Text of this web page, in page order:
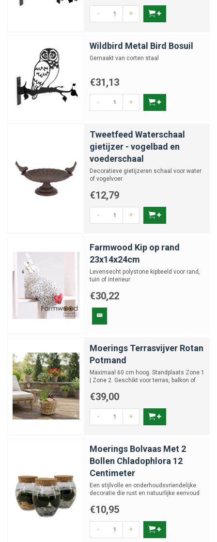
- +
Wildbird Metal Bird Bosuil
Gemaakt van corten staal
€31,13
- +
Tweetfeed Waterschaal
gietijzer - vogelbad en
voederschaal
Decoratieve gietijzeren schaal voor water
of vogelvoer
€12,79
- +
Farmwood Kip op rand
23x14x24cm
Levensecht polystone kipbeeld voor rand,
tuin of interieur
€30,22
Moerings Terrasvijver Rotan
Potmand
Maximaal 60 cm hoog. Standplaats Zone 1
| Zone 2. Geschikt voor terras, balkon of
€39,00
- +
Moerings Bolvaas Met 2
Bollen Chladophlora 12
Centimeter
Een stijlvolle en onderhoudsvriendelijke
decoratie die rust en natuurlijke eenvoud
€10,95
- +